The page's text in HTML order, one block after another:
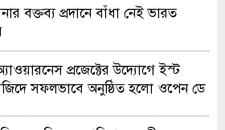
বক্তব্য প্রদানে বাঁধা নেই ভারত
প্রজেক্টের উদ্যোগে ইস্ট
সফলভাবে অনুষ্ঠিত হলো ওপেন ডে